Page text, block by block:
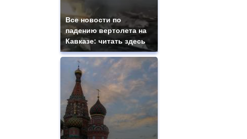
Все новости по
падению вертолета на
Кавказе: читать здесь